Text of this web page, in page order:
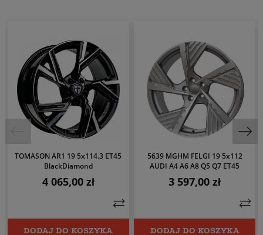
TOMASON AR1 19 5x114.3 ET45
BlackDiamond
Cena
4 065,00 zł
DODAJ DO KOSZYKA
5639 MGHM FELGI 19 5x112
AUDI A4 A6 A8 Q5 Q7 ET45
Cena
3 597,00 zł
DODAJ DO KOSZYKA